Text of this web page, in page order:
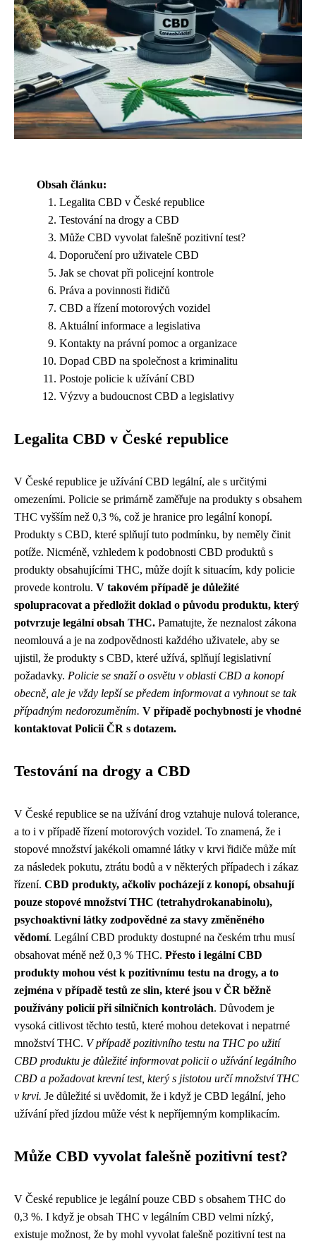
Obsah článku:
Legalita CBD v České republice
Testování na drogy a CBD
Může CBD vyvolat falešně pozitivní test?
Doporučení pro uživatele CBD
Jak se chovat při policejní kontrole
Práva a povinnosti řidičů
CBD a řízení motorových vozidel
Aktuální informace a legislativa
Kontakty na právní pomoc a organizace
Dopad CBD na společnost a kriminalitu
Postoje policie k užívání CBD
Výzvy a budoucnost CBD a legislativy
Legalita CBD v České republice
V České republice je užívání CBD legální, ale s určitými
omezeními. Policie se primárně zaměřuje na produkty s obsahem
THC vyšším než 0,3 %, což je hranice pro legální konopí.
Produkty s CBD, které splňují tuto podmínku, by neměly činit
potíže. Nicméně, vzhledem k podobnosti CBD produktů s
produkty obsahujícími THC, může dojít k situacím, kdy policie
provede kontrolu. V takovém případě je důležité
spolupracovat a předložit doklad o původu produktu, který
potvrzuje legální obsah THC. Pamatujte, že neznalost zákona
neomlouvá a je na zodpovědnosti každého uživatele, aby se
ujistil, že produkty s CBD, které užívá, splňují legislativní
požadavky. Policie se snaží o osvětu v oblasti CBD a konopí
obecně, ale je vždy lepší se předem informovat a vyhnout se tak
případným nedorozuměním. V případě pochybností je vhodné
kontaktovat Policii ČR s dotazem.
Testování na drogy a CBD
V České republice se na užívání drog vztahuje nulová tolerance,
a to i v případě řízení motorových vozidel. To znamená, že i
stopové množství jakékoli omamné látky v krvi řidiče může mít
za následek pokutu, ztrátu bodů a v některých případech i zákaz
řízení. CBD produkty, ačkoliv pocházejí z konopí, obsahují
pouze stopové množství THC (tetrahydrokanabinolu),
psychoaktivní látky zodpovědné za stavy změněného
vědomí. Legální CBD produkty dostupné na českém trhu musí
obsahovat méně než 0,3 % THC. Přesto i legální CBD
produkty mohou vést k pozitivnímu testu na drogy, a to
zejména v případě testů ze slin, které jsou v ČR běžně
používány policií při silničních kontrolách. Důvodem je
vysoká citlivost těchto testů, které mohou detekovat i nepatrné
množství THC. V případě pozitivního testu na THC po užití
CBD produktu je důležité informovat policii o užívání legálního
CBD a požadovat krevní test, který s jistotou určí množství THC
v krvi. Je důležité si uvědomit, že i když je CBD legální, jeho
užívání před jízdou může vést k nepříjemným komplikacím.
Může CBD vyvolat falešně pozitivní test?
V České republice je legální pouze CBD s obsahem THC do
0,3 %. I když je obsah THC v legálním CBD velmi nízký,
existuje možnost, že by mohl vyvolat falešně pozitivní test na